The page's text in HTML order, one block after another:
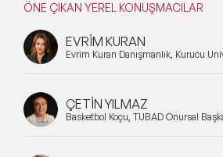
ÖNE ÇIKAN YEREL KONUŞMACILAR
EVRİM KURAN
Evrim Kuran Danışmanlık, Kurucu
ÇETİN YILMAZ
Basketbol Koçu, TÜBAD Onursal